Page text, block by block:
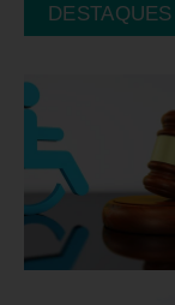
DESTAQUES